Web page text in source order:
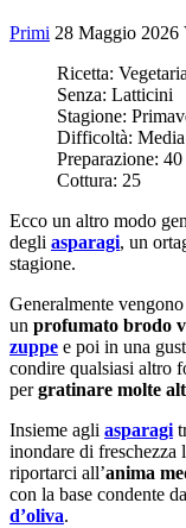
Primi 28 Maggio 2026
Ricetta:
Senza: Latticini
Stagione:
Difficoltà: Media
Preparazione: 40
Cottura: 25
Ecco un altro modo
degli asparagi, un
stagione.
Generalmente
un profumato brodo
zuppe e poi in una
condire qualsiasi altro
pergratinare molte
Insieme agli asparagi
inondare di freschezza
riportarci all’anima
con la base condente
d’oliva.